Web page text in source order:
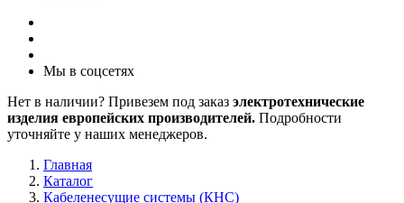
Мы в соцсетях
Нет в наличии? Привезем под заказ электротехнические
изделия европейских производителей. Подробности
уточняйте у наших менеджеров.
Главная
Каталог
Кабеленесущие системы (КНС)